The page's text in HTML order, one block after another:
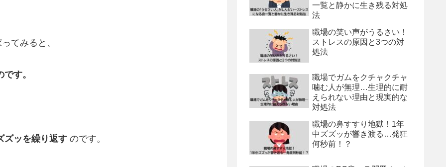
てみると、
す。
ズッを繰り返す のです。
一覧と静かに生き残る対処
法
職場の笑い声がうるさい！
ストレスの原因と3つの対
処法
職場でガムをクチャクチャ
噛む人が無理…生理的に耐
えられない理由と現実的な
対処法
職場の鼻すすり地獄！1年
中ズズッが響き渡る…発狂
何秒前！？